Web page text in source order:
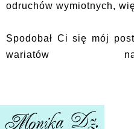
odruchów wymiotnych,
Spodobał Ci się mój
wariatów